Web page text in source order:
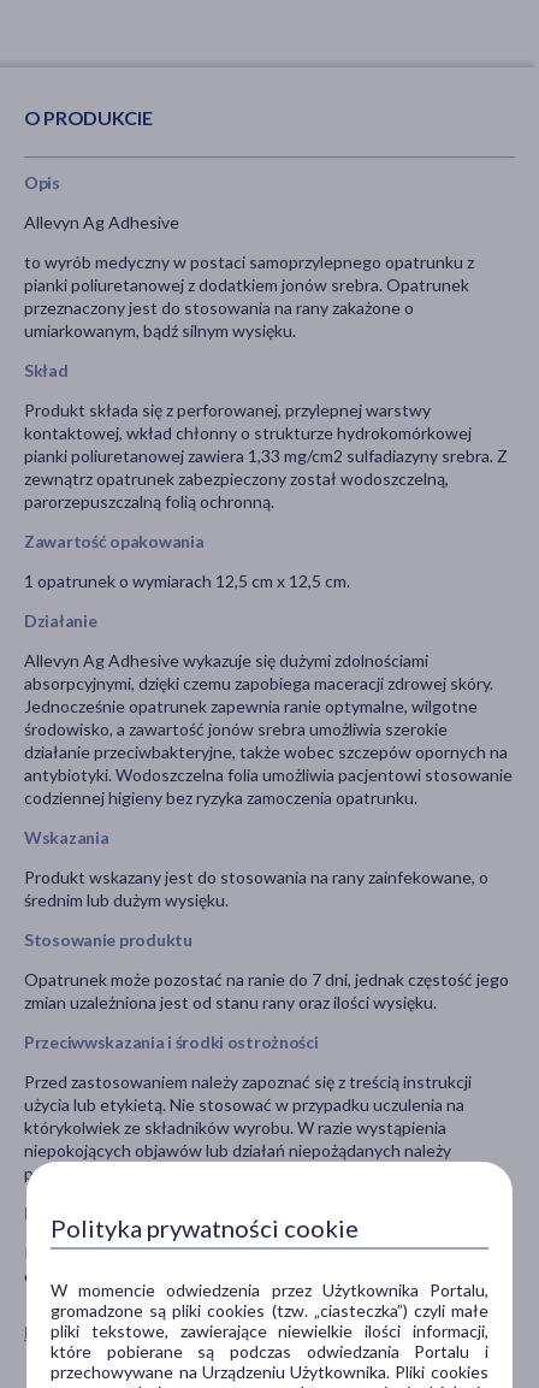
O PRODUKCIE
Pokaż wszystkie produkty ALLEVYN
Opis
Allevyn Ag Adhesive
to wyrób medyczny w postaci samoprzylepnego opatrunku z
pianki poliuretanowej z dodatkiem jonów srebra. Opatrunek
przeznaczony jest do stosowania na rany zakażone o
umiarkowanym, bądź silnym wysięku.
Skład
Produkt składa się z perforowanej, przylepnej warstwy
kontaktowej, wkład chłonny o strukturze hydrokomórkowej
pianki poliuretanowej zawiera 1,33 mg/cm2 sulfadiazyny srebra. Z
zewnątrz opatrunek zabezpieczony został wodoszczelną,
parorzepuszczalną folią ochronną.
Zawartość opakowania
1 opatrunek o wymiarach 12,5 cm x 12,5 cm.
Działanie
Allevyn Ag Adhesive wykazuje się dużymi zdolnościami
absorpcyjnymi, dzięki czemu zapobiega maceracji zdrowej skóry.
Jednocześnie opatrunek zapewnia ranie optymalne, wilgotne
środowisko, a zawartość jonów srebra umożliwia szerokie
działanie przeciwbakteryjne, także wobec szczepów opornych na
antybiotyki. Wodoszczelna folia umożliwia pacjentowi stosowanie
codziennej higieny bez ryzyka zamoczenia opatrunku.
Wskazania
Produkt wskazany jest do stosowania na rany zainfekowane, o
średnim lub dużym wysięku.
Stosowanie produktu
Opatrunek może pozostać na ranie do 7 dni, jednak częstość jego
zmian uzależniona jest od stanu rany oraz ilości wysięku.
Przeciwwskazania i środki ostrożności
Przed zastosowaniem należy zapoznać się z treścią instrukcji
użycia lub etykietą. Nie stosować w przypadku uczulenia na
którykolwiek ze składników wyrobu. W razie wystąpienia
niepokojących objawów lub działań niepożądanych należy
przerwać stosowanie wyrobu i skontaktować się z lekarzem.
Możliwe działania niepożądane wyrobu medycznego
Rzadko opisywano przypadki nadwrażliwości na składniki
opatrunku.
Polityka prywatności cookie
W momencie odwiedzenia przez Użytkownika Portalu,
gromadzone są pliki cookies (tzw. „ciasteczka”) czyli małe
pliki tekstowe, zawierające niewielkie ilości informacji,
które pobierane są podczas odwiedzania Portalu i
przechowywane na Urządzeniu Użytkownika. Pliki cookies